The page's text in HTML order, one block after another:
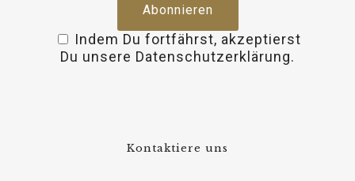
Indem Du fortfährst, akzeptierst
Du unsere Datenschutzerklärung.
Kontaktiere uns